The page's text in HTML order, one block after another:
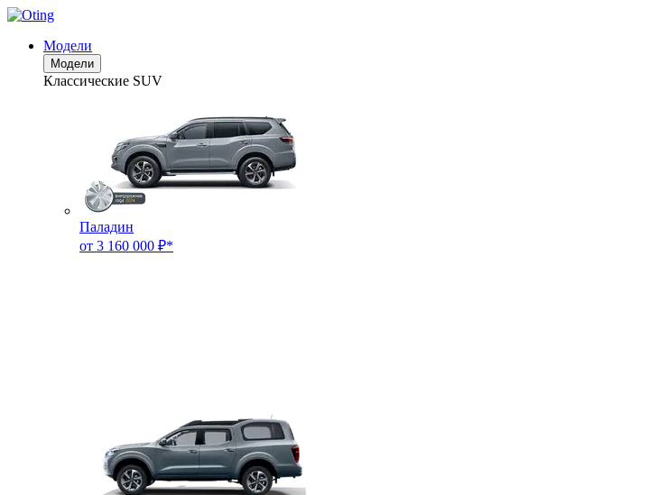
Модели
Модели
Классические SUV
Паладин
от 3 160 000 ₽*